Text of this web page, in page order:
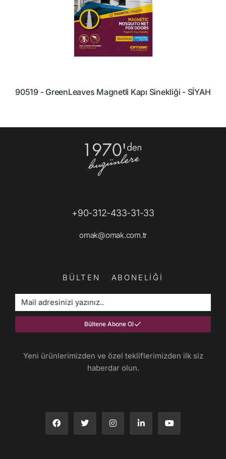
90519 - GreenLeaves Magnetli Kapı Sinekliği - SİYAH
+90-312-433-31-33
omak@omak.com.tr
BÜLTEN ABONELİĞİ
Bültene Abone Ol
Yeni ürünlerimizden ve özel tekliflerimizden ilk siz
haberdar olun.​